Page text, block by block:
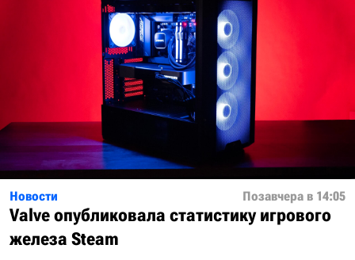
Новости Позавчера в 14:05
Valve опубликовала статистику игрового
железа Steam